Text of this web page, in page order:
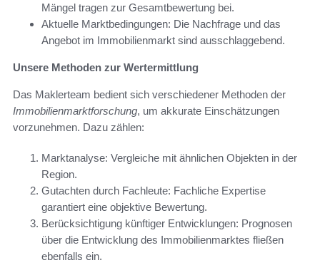
Mängel tragen zur Gesamtbewertung bei.
Aktuelle Marktbedingungen: Die Nachfrage und das
Angebot im Immobilienmarkt sind ausschlaggebend.
Unsere Methoden zur Wertermittlung
Das Maklerteam bedient sich verschiedener Methoden der
Immobilienmarktforschung, um akkurate Einschätzungen
vorzunehmen. Dazu zählen:
Marktanalyse: Vergleiche mit ähnlichen Objekten in der
Region.
Gutachten durch Fachleute: Fachliche Expertise
garantiert eine objektive Bewertung.
Berücksichtigung künftiger Entwicklungen: Prognosen
über die Entwicklung des Immobilienmarktes fließen
ebenfalls ein.